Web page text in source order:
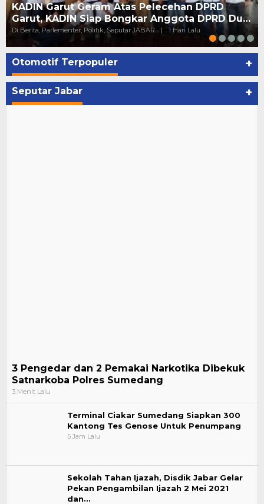
KADIN Garut Geram Atas Pelecehan DPRD
Garut, KADIN Siap Bongkar Anggota DPRD Du…
Di Berita, Parlementer, Politik, Seputar JABAR | 1 Hari Lalu
Otomotif Terpopuler +
Seputar Jabar +
3 Pengedar dan 2 Pemakai Narkotika Dibekuk
Satnarkoba Polres Sumedang
3 Menit Lalu
Terminal Ciakar Sumedang Siapkan 300
Kantong Tes Genose Untuk Penumpang
5 Jam Lalu
Sekolah Tahan Ijazah, Disdik Jabar Gelar
Pekan Pengambilan Ijazah 2 Mei 2021
dan…